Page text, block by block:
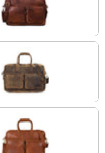
cognac - dunkelbraun
colorado - braun
maraska - braun